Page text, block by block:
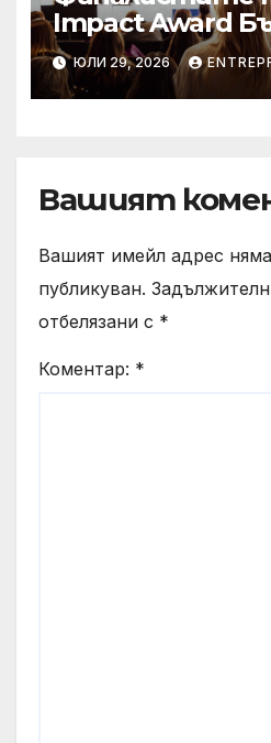
Impact Award
са обявени
ЮЛИ 29, 2026
Вашият
Вашият имейл адрес
публикуван.
отбелязани с *
Коментар: *